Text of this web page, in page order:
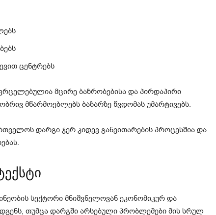
ცენტრებს
მცირე ბაზრობებისა და პირდაპირი
მწარმოებლებს ბაზარზე წვდომას უმარტივებს.
დარგი ჯერ კიდევ განვითარების პროცესშია და
სექტორი მნიშვნელოვან ეკონომიკურ და
თუმცა დარგში არსებული პრობლემები მის სრულ